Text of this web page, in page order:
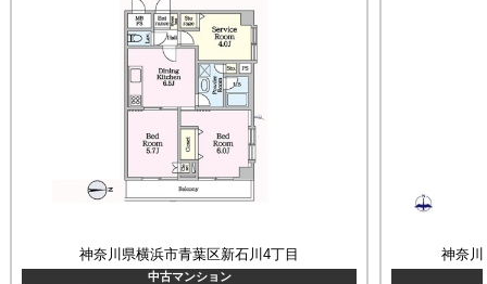
神奈川県横浜市青葉区新石川4丁目
中古マンション
神奈川